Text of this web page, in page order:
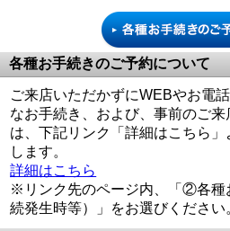
各種お手続きのご予約について
ご来店いただかずにWEBやお電
なお手続き、および、事前のご
は、下記リンク「詳細はこちら
します。
詳細はこちら
※リンク先のページ内、「②各種
続発生時等）」をお選びください